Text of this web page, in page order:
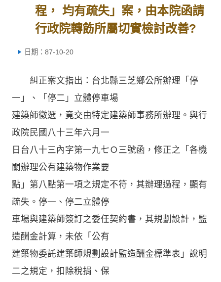
程， 均有疏失」案，由本院函請
行政院轉飭所屬切實檢討改善?
日期：87-10-20
糾正案文指出：台北縣三芝鄉公所辦理「停
一」、「停二」立體停車場
建築師徵選，竟交由特定建築師事務所辦理。與行
政院民國八十三年六月一
日台八十三內字第一九七Ｏ三號函，修正之「各機
關辦理公有建築物作業要
點」第八點第一項之規定不符，其辦理過程，顯有
疏失。停一、停二立體停
車場與建築師簽訂之委任契約書，其規劃設計，監
造酬金計算，未依「公有
建築物委託建築師規劃設計監造酬金標準表」說明
二之規定，扣除稅捐、保